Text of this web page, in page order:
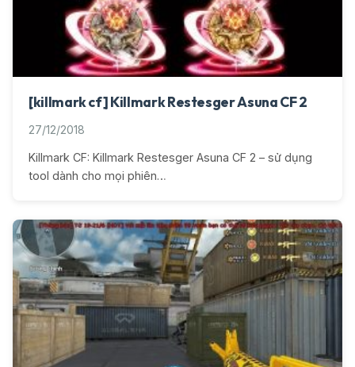
[killmark cf] Killmark Restesger Asuna CF 2
27/12/2018
Killmark CF: Killmark Restesger Asuna CF 2 – sử dụng
tool dành cho mọi phiên…